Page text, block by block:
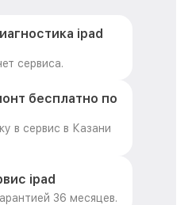
ipad
сервиса.
бесплатно по
в сервис в Казани
ipad
36 месяцев.